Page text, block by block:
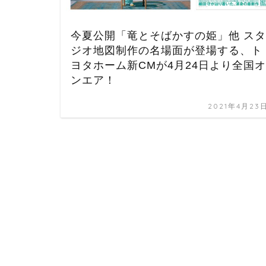
今夏公開「竜とそばかすの姫」他 スタ
ジオ地図制作の名場面が登場する、ト
ヨタホーム新CMが4月24日より全国オ
ンエア！
2021年4月23